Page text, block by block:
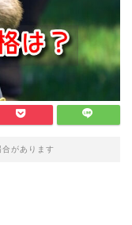
があります